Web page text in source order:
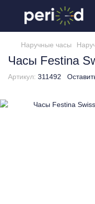
Наручные часы
Часы Festina
Артикул: 311492